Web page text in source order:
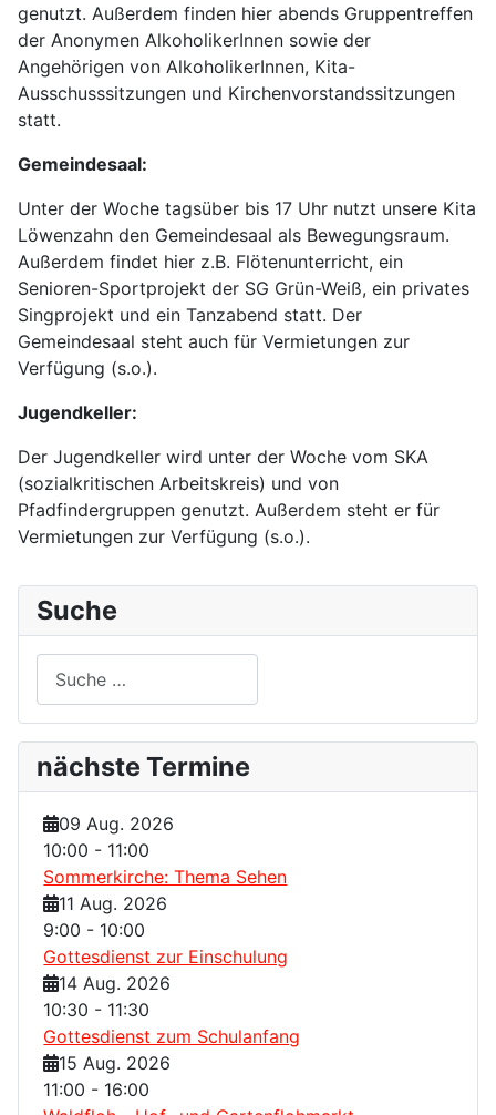
Suche
nächste Termine
09 Aug. 2026
10:00 - 11:00
Sommerkirche: Thema Sehen
11 Aug. 2026
9:00 - 10:00
Gottesdienst zur Einschulung
14 Aug. 2026
10:30 - 11:30
Gottesdienst zum Schulanfang
15 Aug. 2026
11:00 - 16:00
genutzt. Außerdem finden hier abends Gruppentreffen
der Anonymen AlkoholikerInnen sowie der
Angehörigen von AlkoholikerInnen, Kita-
Ausschusssitzungen und Kirchenvorstandssitzungen
statt.
Gemeindesaal:
Unter der Woche tagsüber bis 17 Uhr nutzt unsere Kita
Löwenzahn den Gemeindesaal als Bewegungsraum.
Außerdem findet hier z.B. Flötenunterricht, ein
Senioren-Sportprojekt der SG Grün-Weiß, ein privates
Singprojekt und ein Tanzabend statt. Der
Gemeindesaal steht auch für Vermietungen zur
Verfügung (s.o.).
Jugendkeller:
Der Jugendkeller wird unter der Woche vom SKA
(sozialkritischen Arbeitskreis) und von
Pfadfindergruppen genutzt. Außerdem steht er für
Vermietungen zur Verfügung (s.o.).